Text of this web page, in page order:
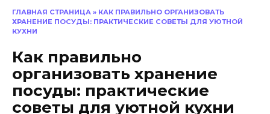
ГЛАВНАЯ СТРАНИЦА » КАК ПРАВИЛЬНО ОРГАНИЗОВАТЬ
ХРАНЕНИЕ ПОСУДЫ: ПРАКТИЧЕСКИЕ СОВЕТЫ ДЛЯ УЮТНОЙ
КУХНИ
Как правильно
организовать хранение
посуды: практические
советы для уютной кухни